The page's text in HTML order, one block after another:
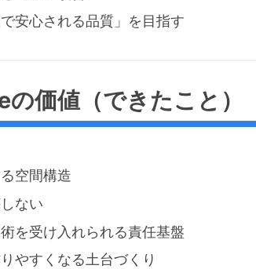
で安心される品質」を目指す
価値（できたこと）
空間構造
ない
を受け入れられる責任基盤
やすくなる土台づくり